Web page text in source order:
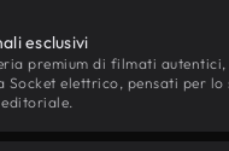
esclusivi
premium di filmati
Socket elettrico, pensati per